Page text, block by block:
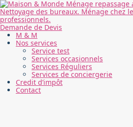
Demande de Devis
M & M
Nos services
Service test
Services occasionnels
Services Réguliers
Services de conciergerie
Credit d’impôt
Contact